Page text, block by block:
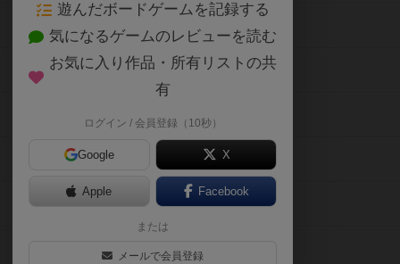
遊んだボードゲームを記録する
気になるゲームのレビューを読む
お気に入り作品・所有リストの共
有
ログイン / 会員登録（10秒）
Google X
Apple Facebook
または
メールで会員登録
ボードゲーム会情報
メカニクス特集
掲示板・トピックス
ボドとも・会員一覧
ボードゲーム業界コラム
ボドゲーマご利用案内